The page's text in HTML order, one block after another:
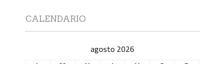
CALENDARIO
agosto 2026